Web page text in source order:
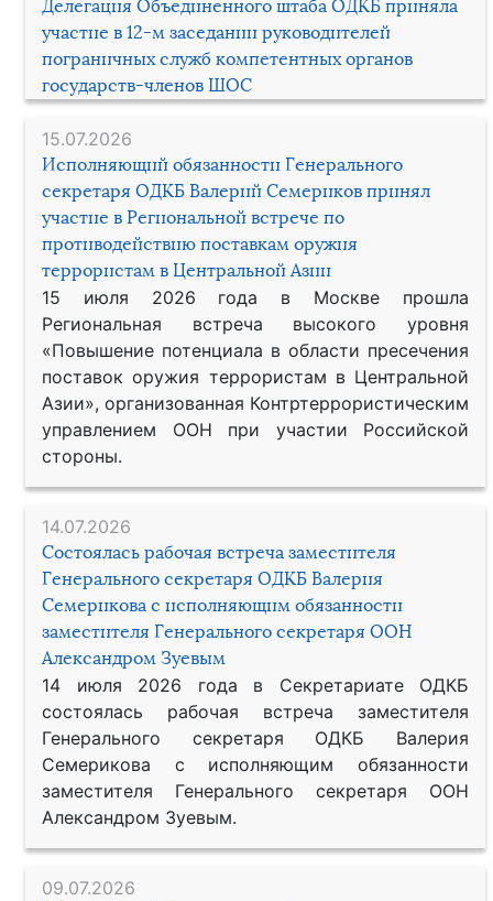
Делегация Объединенного штаба ОДКБ приняла
участие в 12-м заседании руководителей
пограничных служб компетентных органов
государств-членов ШОС
15.07.2026
Исполняющий обязанности Генерального
секретаря ОДКБ Валерий Семериков принял
участие в Региональной встрече по
противодействию поставкам оружия
террористам в Центральной Азии
15 июля 2026 года в Москве прошла
Региональная встреча высокого уровня
«Повышение потенциала в области пресечения
поставок оружия террористам в Центральной
Азии», организованная Контртеррористическим
управлением ООН при участии Российской
стороны.
14.07.2026
Состоялась рабочая встреча заместителя
Генерального секретаря ОДКБ Валерия
Семерикова с исполняющим обязанности
заместителя Генерального секретаря ООН
Александром Зуевым
14 июля 2026 года в Секретариате ОДКБ
состоялась рабочая встреча заместителя
Генерального секретаря ОДКБ Валерия
Семерикова с исполняющим обязанности
заместителя Генерального секретаря ООН
Александром Зуевым.
09.07.2026